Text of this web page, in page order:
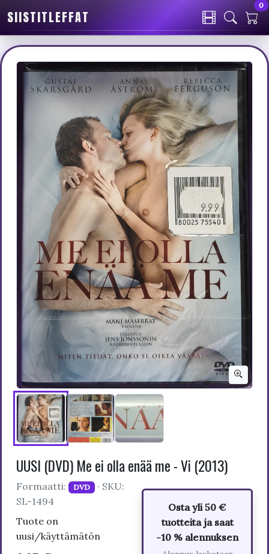
SIISTITLEFFAT
0
UUSI (DVD) Me ei olla enää me - Vi (2013)
Formaatti: DVD · SKU:
SL-1494
Tuote on
uusi/käyttämätön
Osta yli 50 €
tuotteita ja saat
-10 % alennuksen